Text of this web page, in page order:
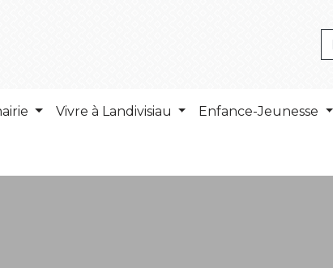
Vivre à Landivisiau Enfance-Jeunesse